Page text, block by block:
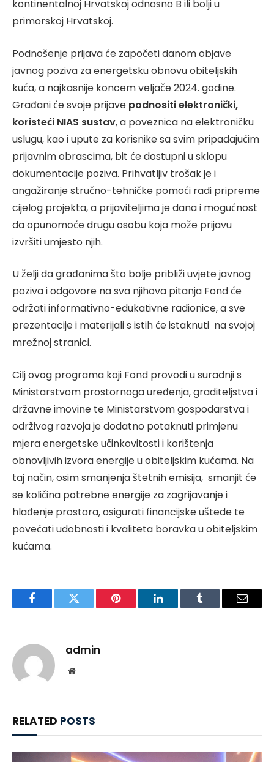
kontinentalnoj Hrvatskoj odnosno B ili bolji u
primorskoj Hrvatskoj.
Podnošenje prijava će započeti danom objave
javnog poziva za energetsku obnovu obiteljskih
kuća, a najkasnije koncem veljače 2024. godine.
Građani će svoje prijave podnositi elektronički,
koristeći NIAS sustav, a poveznica na elektroničku
uslugu, kao i upute za korisnike sa svim pripadajućim
prijavnim obrascima, bit će dostupni u sklopu
dokumentacije poziva. Prihvatljiv trošak je i
angažiranje stručno-tehničke pomoći radi pripreme
cijelog projekta, a prijaviteljima je dana i mogućnost
da opunomoće drugu osobu koja može prijavu
izvršiti umjesto njih.
U želji da građanima što bolje približi uvjete javnog
poziva i odgovore na sva njihova pitanja Fond će
održati informativno-edukativne radionice, a sve
prezentacije i materijali s istih će istaknuti na svojoj
mrežnoj stranici.
Cilj ovog programa koji Fond provodi u suradnji s
Ministarstvom prostornoga uređenja, graditeljstva i
državne imovine te Ministarstvom gospodarstva i
održivog razvoja je dodatno potaknuti primjenu
mjera energetske učinkovitosti i korištenja
obnovljivih izvora energije u obiteljskim kućama. Na
taj način, osim smanjenja štetnih emisija, smanjit će
se količina potrebne energije za zagrijavanje i
hlađenje prostora, osigurati financijske uštede te
povećati udobnosti i kvaliteta boravka u obiteljskim
kućama.
FacebookTwitter Pinterest LinkedInTumblr Email
admin
Website
RELATED POSTS